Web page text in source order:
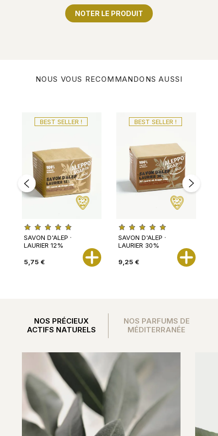
NOTER LE PRODUIT
NOUS VOUS RECOMMANDONS AUSSI
SAVON D'ALEP ·
LAURIER 12%
5,75 €
BEST SELLER !
SAVON D'ALEP ·
LAURIER 30%
9,25 €
BEST SELLER !
NOS PRÉCIEUX
ACTIFS NATURELS
NOS PARFUMS DE
MÉDITERRANÉE